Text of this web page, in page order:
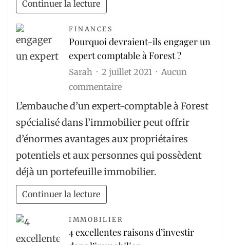
Continuer la lecture
FINANCES
Pourquoi devraient-ils engager un
expert comptable à Forest ?
Sarah 2 juillet 2021
Aucun
commentairesur
Pourquoi
devraient-
engager
un
expert
Forest
?
L’embauche d’un expert-comptable à Forest
spécialisé dans l’immobilier peut offrir
d’énormes avantages aux propriétaires
potentiels et aux personnes qui possèdent
déjà un portefeuille immobilier.
Continuer la lecture
IMMOBILIER
4 excellentes raisons d’investir